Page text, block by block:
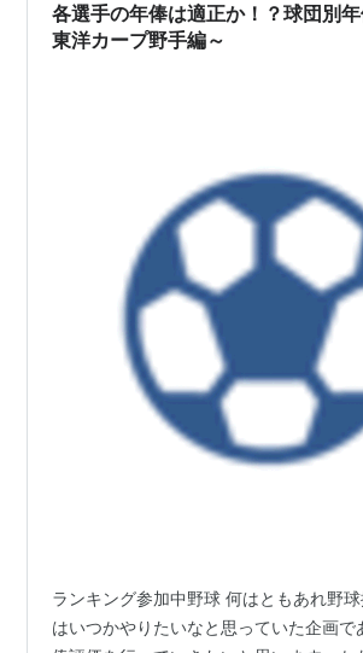
各選手の年俸は適正か！？球団別
東洋カープ野手編～
ランキング参加中野球 何はともあれ野
はいつかやりたいなと思っていた企画で